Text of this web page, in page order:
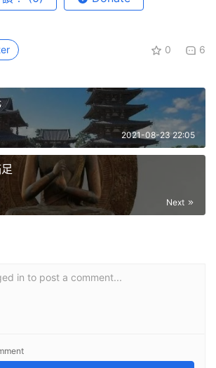
0 6
2021-08-23 22:05
Next
in to post a comment...